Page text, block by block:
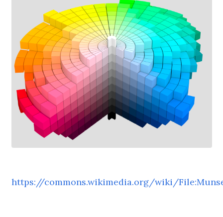
https://commons.wikimedia.org/wiki/